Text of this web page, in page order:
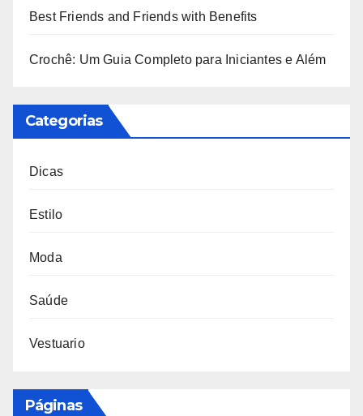
Best Friends and Friends with Benefits
Crochê: Um Guia Completo para Iniciantes e Além
Categorias
Dicas
Estilo
Moda
Saúde
Vestuario
Páginas